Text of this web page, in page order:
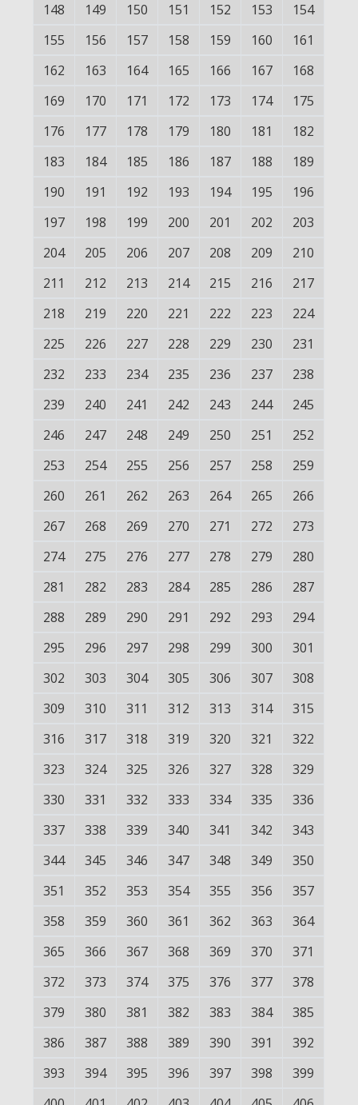
148
149 150 151 152 153
154
155
156 157 158 159 160
161
162
163 164 165 166 167
168
169
170 171 172 173 174
175
176
177 178 179 180 181
182
183
184 185 186 187 188
189
190
191 192 193 194 195
196
197
198 199 200 201 202
203
204
205 206 207 208 209
210
211
212 213 214 215 216
217
218
219 220 221 222 223
224
225
226 227 228 229 230
231
232
233 234 235 236 237
238
239
240 241 242 243 244
245
246
247 248 249 250 251
252
253
254 255 256 257 258
259
260
261 262 263 264 265
266
267
268 269 270 271 272
273
274
275 276 277 278 279
280
281
282 283 284 285 286
287
288
289 290 291 292 293
294
295
296 297 298 299 300
301
302
303 304 305 306 307
308
309
310 311 312 313 314
315
316
317 318 319 320 321
322
323
324 325 326 327 328
329
330
331 332 333 334 335
336
337
338 339 340 341 342
343
344
345 346 347 348 349
350
351
352 353 354 355 356
357
358
359 360 361 362 363
364
365
366 367 368 369 370
371
372
373 374 375 376 377
378
379
380 381 382 383 384
385
386
387 388 389 390 391
392
393
394 395 396 397 398
399